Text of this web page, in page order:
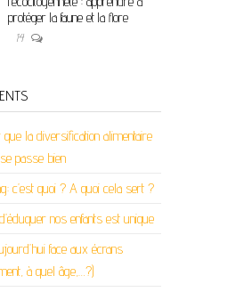
protéger la faune et la flore
14
la diversification alimentaire
passe bien
c’est quoi ? A quoi cela sert ?
nos enfants est unique
face aux écrans
à quel âge,…?)